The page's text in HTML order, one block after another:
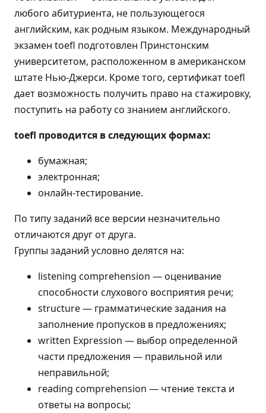
любого абитуриента, не пользующегося
английским, как родным языком. Международный
экзамен toefl подготовлен Принстонским
университетом, расположенном в американском
штате Нью-Джерси. Кроме того, сертификат toefl
дает возможность получить право на стажировку,
поступить на работу со знанием английского.
toefl проводится в следующих формах:
бумажная;
электронная;
онлайн-тестирование.
По типу заданий все версии незначительно
отличаются друг от друга.
Группы заданий условно делятся на:
listening comprehension — оценивание
способности слухового восприятия речи;
structure — грамматические задания на
заполнение пропусков в предложениях;
written Expression — выбор определенной
части предложения — правильной или
неправильной;
reading comprehension — чтение текста и
ответы на вопросы;